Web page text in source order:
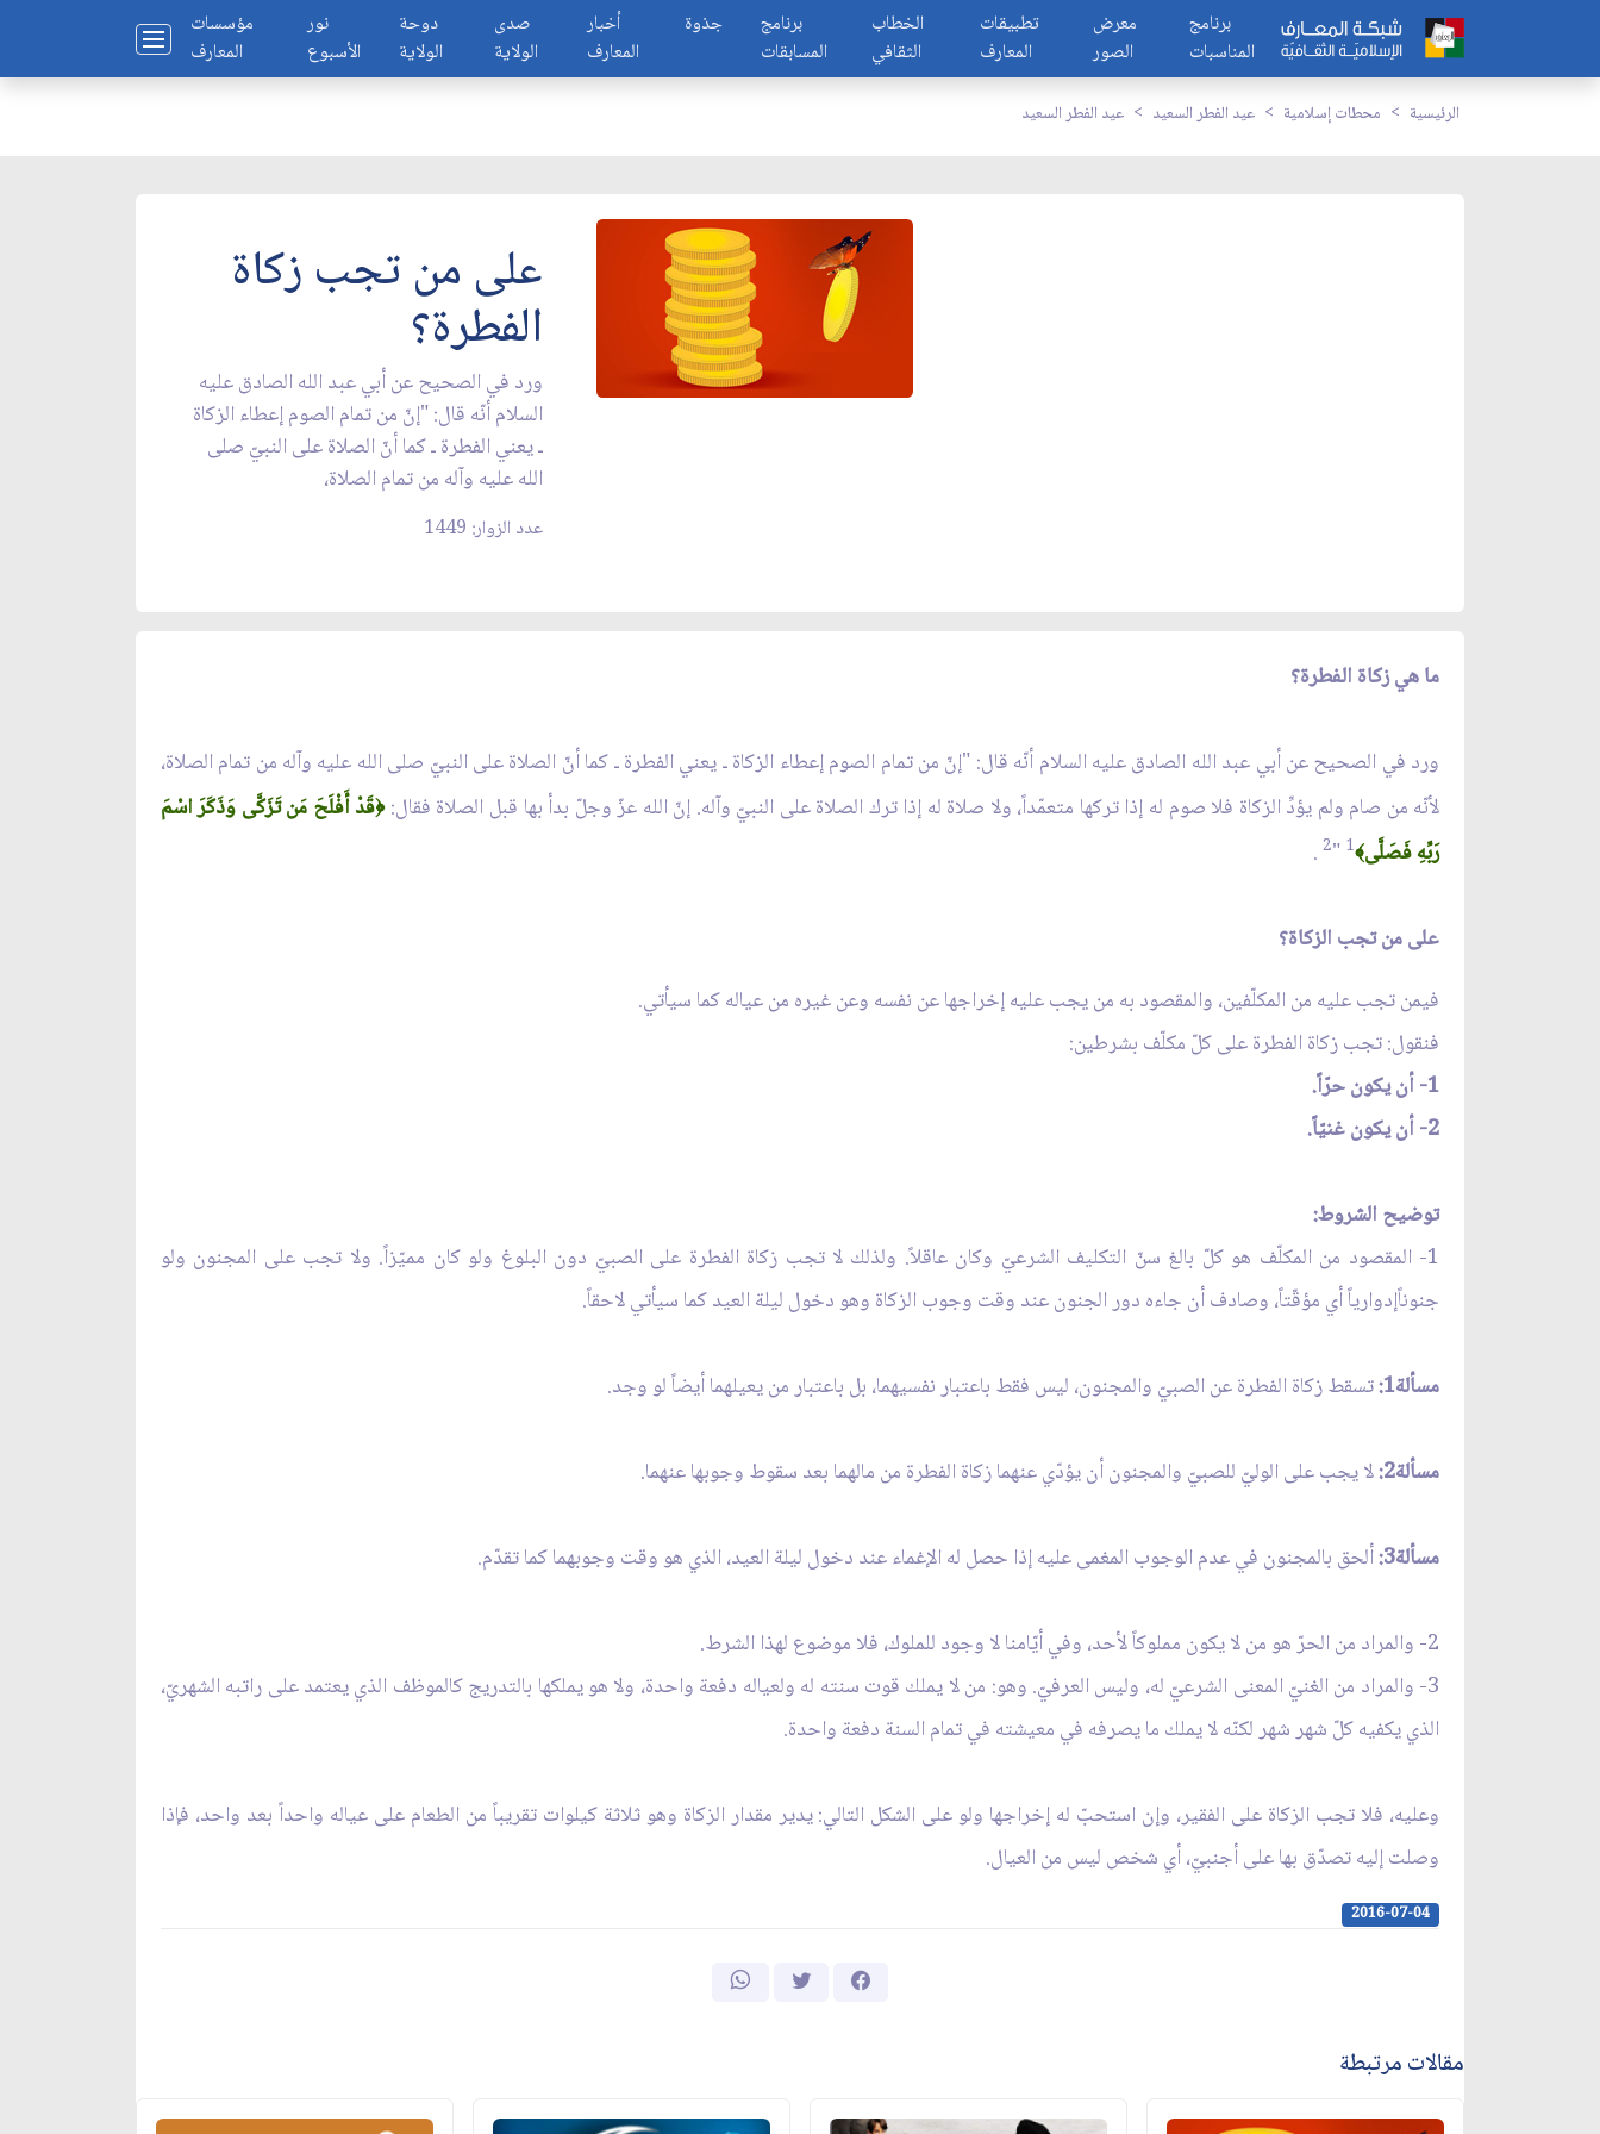
مؤسسات
المعارف
نور
الأسبوع
دوحة
الولاية
صدى
الولاية
أخبار
المعارف
جذوة
برنامج
المسابقات
الخطاب
الثقافي
تطبيقات
المعارف
معرض
الصور
برنامج
المناسبات
الرئيسية محطات إسلامية عيد الفطر السعيد عيد الفطر السعيد
على من تجب زكاة
الفطرة؟
ورد في الصحيح عن أبي عبد الله الصادق عليه
السلام أنّه قال: "إنّ من تمام الصوم إعطاء الزكاة
ـ يعني الفطرة ـ كما أنّ الصلاة على النبيّ صلى
الله عليه وآله من تمام الصلاة،
عدد الزوار: 1449
ما هي زكاة الفطرة؟
ورد في الصحيح عن أبي عبد الله الصادق عليه السلام أنّه قال: "إنّ من تمام الصوم إعطاء الزكاة ـ يعني الفطرة ـ كما أنّ الصلاة على النبيّ صلى الله عليه وآله من تمام الصلاة،
لأنّه من صام ولم يؤدِّ الزكاة فلا صوم له إذا تركها متعمّداً، ولا صلاة له إذا ترك الصلاة على النبيّ وآله. إنّ الله عزّ وجلّ بدأ بها قبل الصلاة فقال:﴿قَدْ أَفْلَحَ مَن تَزَكَّى وَذَكَرَ اسْمَ
رَبِّهِ فَصَلَّى﴾1
"
2
.
على من تجب الزكاة؟
فيمن تجب عليه من المكلّفين، والمقصود به من يجب عليه إخراجها عن نفسه وعن غيره من عياله كما سيأتي.
فنقول: تجب زكاة الفطرة على كلّ مكلّف بشرطين:
1- أن يكون حرّاً.
2- أن يكون غنيّاً.
توضيح الشروط:
1- المقصود من المكلّف هو كلّ بالغ سنّ التكليف الشرعيّ وكان عاقلاً. ولذلك لا تجب زكاة الفطرة على الصبيّ دون البلوغ ولو كان مميّزاً. ولا تجب على المجنون ولو
جنوناًإدوارياً أي مؤقّتاً، وصادف أن جاءه دور الجنون عند وقت وجوب الزكاة وهو دخول ليلة العيد كما سيأتي لاحقاً.
مسألة1: تسقط زكاة الفطرة عن الصبيّ والمجنون، ليس فقط باعتبار نفسيهما، بل باعتبار من يعيلهما أيضاً لو وجد.
مسألة2: لا يجب على الوليّ للصبيّ والمجنون أن يؤدّي عنهما زكاة الفطرة من مالهما بعد سقوط وجوبها عنهما.
مسألة3: ألحق بالمجنون في عدم الوجوب المغمى عليه إذا حصل له الإغماء عند دخول ليلة العيد، الذي هو وقت وجوبهما كما تقدّم.
2- والمراد من الحرّ هو من لا يكون مملوكاً لأحد، وفي أيّامنا لا وجود للملوك، فلا موضوع لهذا الشرط.
3- والمراد من الغنيّ المعنى الشرعيّ له، وليس العرفيّ. وهو: من لا يملك قوت سنته له ولعياله دفعة واحدة، ولا هو يملكها بالتدريج كالموظف الذي يعتمد على راتبه الشهريّ،
الذي يكفيه كلّ شهر شهر لكنّه لا يملك ما يصرفه في معيشته في تمام السنة دفعة واحدة.
وعليه، فلا تجب الزكاة على الفقير، وإن استحبّ له إخراجها ولو على الشكل التالي: يدير مقدار الزكاة وهو ثلاثة كيلوات تقريباً من الطعام على عياله واحداً بعد واحد، فإذا
وصلت إليه تصدّق بها على أجنبيّ، أي شخص ليس من العيال.
2016-07-04
مقالات مرتبطة